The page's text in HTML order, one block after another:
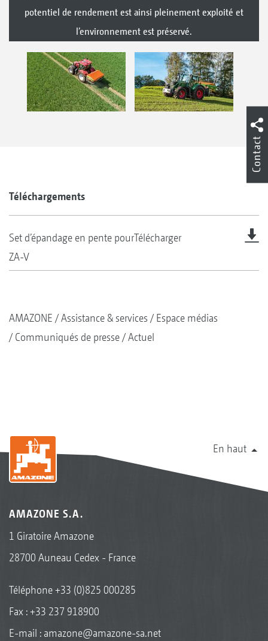
potentiel de rendement est ainsi pleinement exploité et
l’environnement est préservé.
Téléchargements
Set d’épandage en pente pour
ZA-V
Télécharger
AMAZONE Assistance & services
Espace médias
Communiqués de presse
Actuel
En haut
AMAZONE S.A.
1 Giratoire Amazone
28700 Auneau Cedex - France
Téléphone+33 (0)825 000285
Fax : +33 237 918900
E-mail : amazone@amazone-sa.net
Contact